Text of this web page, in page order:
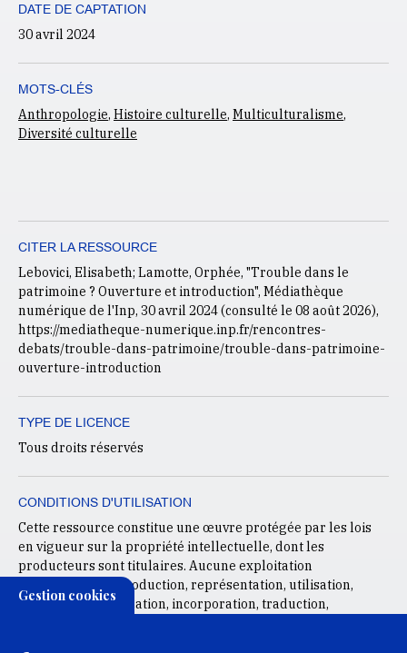
DATE DE CAPTATION
30 avril 2024
MOTS-CLÉS
Anthropologie, Histoire culturelle, Multiculturalisme,
Diversité culturelle
CITER LA RESSOURCE
Lebovici, Elisabeth; Lamotte, Orphée, "Trouble dans le
patrimoine ? Ouverture et introduction", Médiathèque
numérique de l'Inp, 30 avril 2024 (consulté le 08 août 2026),
https://mediatheque-numerique.inp.fr/rencontres-
debats/trouble-dans-patrimoine/trouble-dans-patrimoine-
ouverture-introduction
TYPE DE LICENCE
Tous droits réservés
CONDITIONS D'UTILISATION
Cette ressource constitue une œuvre protégée par les lois
en vigueur sur la propriété intellectuelle, dont les
producteurs sont titulaires. Aucune exploitation
commerciale, reproduction, représentation, utilisation,
adaptation, modification, incorporation, traduction,
Gestion cookies